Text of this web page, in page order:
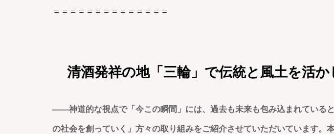
＝＝＝＝＝＝＝＝＝＝＝＝＝＝
清酒発祥の地「三輪」で伝統と風土を活か
――神道的な視点で「今この瞬間」には、過去も未来も包み込まれている
の社会を創っていく」方々の取り組みをご紹介させていただいています。